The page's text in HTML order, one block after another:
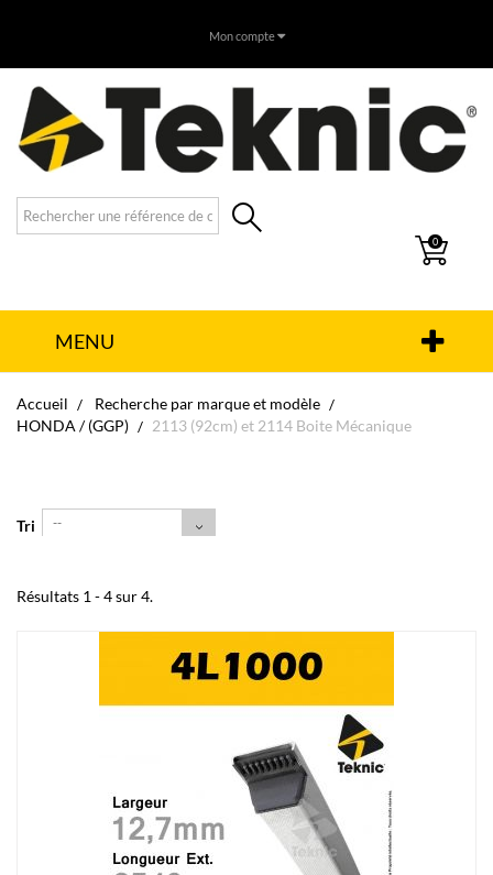
Mon compte
0
MENU
Accueil
Recherche par marque et modèle
HONDA / (GGP)
2113 (92cm) et 2114 Boite Mécanique
Tri --
Résultats 1 - 4 sur 4.